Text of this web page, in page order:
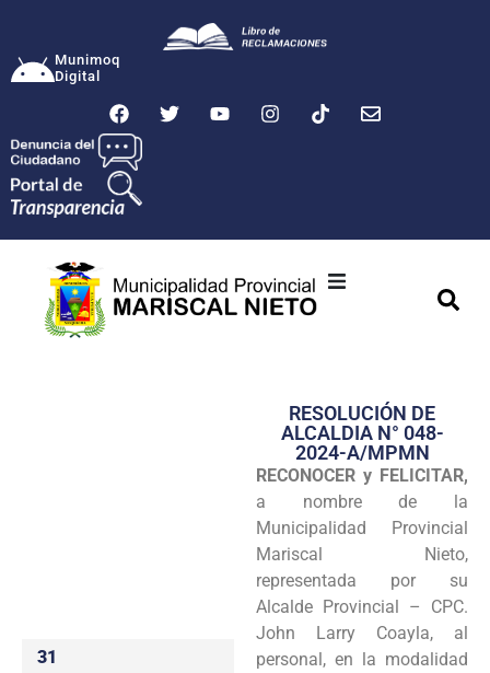
Munimoq
Digital
Transparencia
Seguridad
Programas
31
RESOLUCIÓN DE
ALCALDIA N° 048-
2024-A/MPMN
RECONOCER y FELICITAR,
a nombre de la
Municipalidad Provincial
Mariscal Nieto,
representada por su
Alcalde Provincial – CPC.
John Larry Coayla, al
personal, en la modalidad